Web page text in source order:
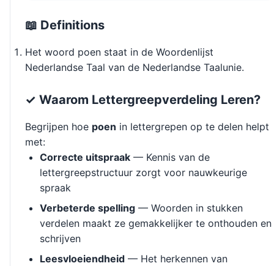
📖 Definitions
Het woord poen staat in de Woordenlijst
Nederlandse Taal van de Nederlandse Taalunie.
✓ Waarom Lettergreepverdeling Leren?
Begrijpen hoe poen in lettergrepen op te delen helpt
met:
Correcte uitspraak — Kennis van de
lettergreepstructuur zorgt voor nauwkeurige
spraak
Verbeterde spelling — Woorden in stukken
verdelen maakt ze gemakkelijker te onthouden en
schrijven
Leesvloeiendheid — Het herkennen van